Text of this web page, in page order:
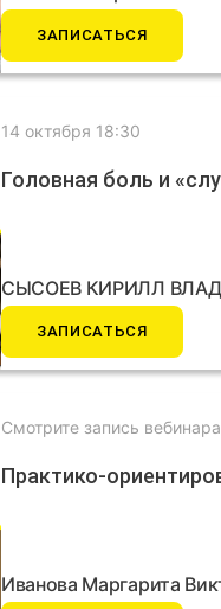
ЗАПИСАТЬСЯ
14 октября 18:30
Головная боль и
СЫСОЕВ КИРИЛЛ
ЗАПИСАТЬСЯ
Смотрите запись вебинара
Практико-
Иванова Маргарита